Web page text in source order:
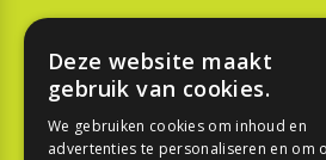
KOOPGIDS
TESTEN
Deze website maakt
gebruik van cookies.
We gebruiken cookies om inhoud en
advertenties te personaliseren en om